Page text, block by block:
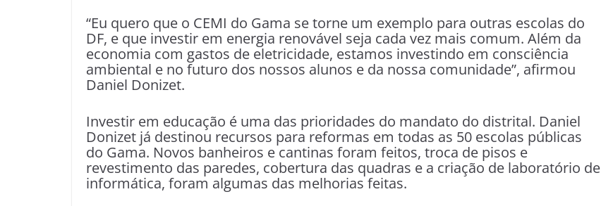
“Eu quero que o CEMI do Gama se torne um exemplo para outras escolas do
DF, e que investir em energia renovável seja cada vez mais comum. Além da
economia com gastos de eletricidade, estamos investindo em consciência
ambiental e no futuro dos nossos alunos e da nossa comunidade”, afirmou
Daniel Donizet.
Investir em educação é uma das prioridades do mandato do distrital. Daniel
Donizet já destinou recursos para reformas em todas as 50 escolas públicas
do Gama. Novos banheiros e cantinas foram feitos, troca de pisos e
revestimento das paredes, cobertura das quadras e a criação de laboratório de
informática, foram algumas das melhorias feitas.